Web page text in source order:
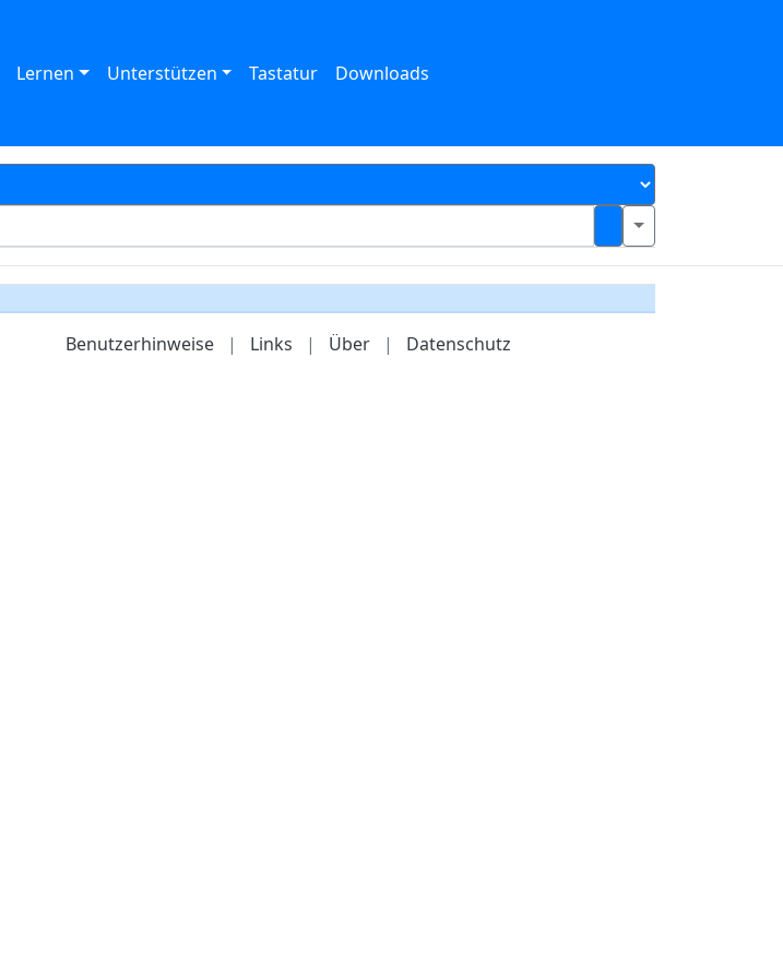
Lernen Unterstützen Tastatur Downloads
Benutzerhinweise | Links | Über | Datenschutz